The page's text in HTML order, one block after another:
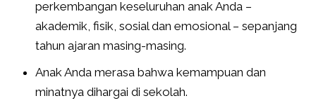
perkembangan keseluruhan anak Anda –
akademik, fisik, sosial dan emosional – sepanjang
tahun ajaran masing-masing.
Anak Anda merasa bahwa kemampuan dan
minatnya dihargai di sekolah.